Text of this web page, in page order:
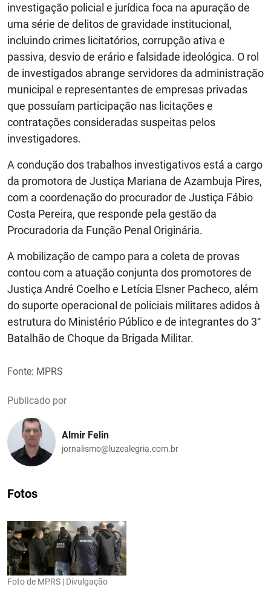
investigação policial e jurídica foca na apuração de
uma série de delitos de gravidade institucional,
incluindo crimes licitatórios, corrupção ativa e
passiva, desvio de erário e falsidade ideológica. O rol
de investigados abrange servidores da administração
municipal e representantes de empresas privadas
que possuíam participação nas licitações e
contratações consideradas suspeitas pelos
investigadores.
A condução dos trabalhos investigativos está a cargo
da promotora de Justiça Mariana de Azambuja Pires,
com a coordenação do procurador de Justiça Fábio
Costa Pereira, que responde pela gestão da
Procuradoria da Função Penal Originária.
A mobilização de campo para a coleta de provas
contou com a atuação conjunta dos promotores de
Justiça André Coelho e Letícia Elsner Pacheco, além
do suporte operacional de policiais militares adidos à
estrutura do Ministério Público e de integrantes do 3°
Batalhão de Choque da Brigada Militar.
Fonte: MPRS
Publicado por
Almir Felin
jornalismo@luzealegria.com.br
Fotos
Foto de MPRS | Divulgação